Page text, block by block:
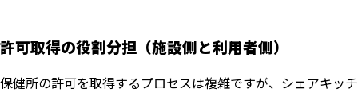
許可取得の役割分担（施設側と利用者側）
保健所の許可を取得するプロセスは複雑ですが、シェアキッ